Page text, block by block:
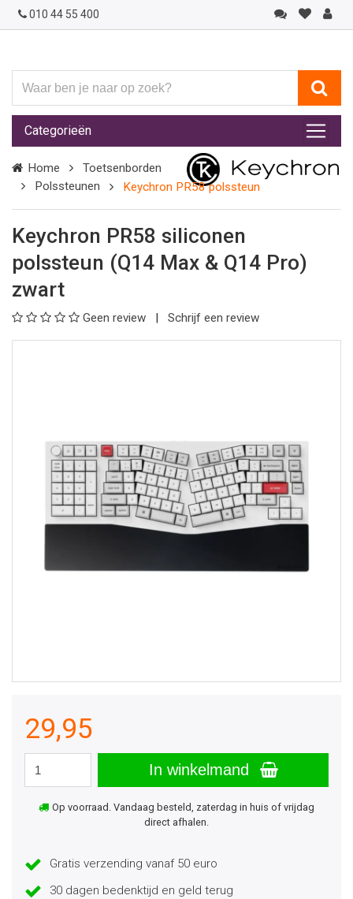
010 44 55 400
ben
je
naar
op
zoek?
Categorieën
Home
Toetsenborden
Polssteunen
Keychron PR58 polssteun
Keychron PR58 siliconen
polssteun (Q14 Max & Q14 Pro)
zwart
Geen review Schrijf een review
29,95
In winkelmand
Op voorraad. Vandaag besteld, zaterdag in huis of vrijdag
direct afhalen.
Gratis verzending vanaf 50 euro
30 dagen bedenktijd en geld terug